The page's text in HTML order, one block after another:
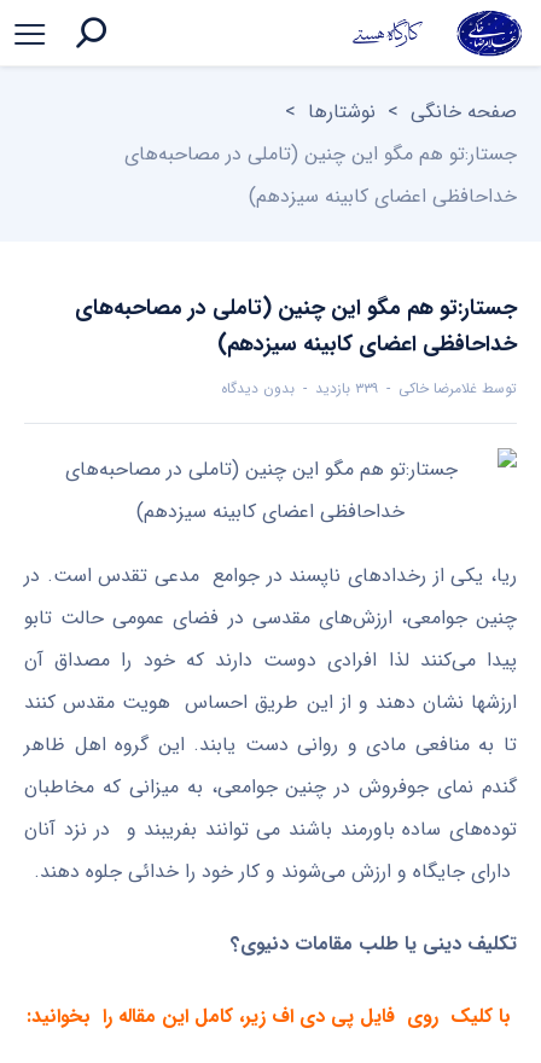
صفحه خانگی > نوشتارها >
جستار:تو هم مگو این چنین (تاملی در مصاحبه‌های
خداحافظی اعضای کابینه سیزدهم)
جستار:تو هم مگو این چنین (تاملی در مصاحبه‌های
خداحافظی اعضای کابینه سیزدهم)
توسط غلامرضا خاکی ۳۳۹ بازدید بدون دیدگاه
ریا، یکی از رخدادهای ناپسند در جوامع مدعی تقدس است. در
چنین جوامعی، ارزش‌های مقدسی در فضای عمومی حالت تابو
پیدا می‌کنند لذا افرادی دوست دارند که خود را مصداق آن
ارزشها نشان دهند و از این طریق احساس هویت مقدس کنند
تا به منافعی مادی و روانی دست یابند. این گروه اهل ظاهر
گندم نمای جوفروش در چنین جوامعی، به میزانی که مخاطبان
توده‌های ساده باورمند باشند می توانند بفریبند و در نزد آنان
دارای جایگاه و ارزش می‌شوند و کار خود را خدائی جلوه دهند.
تکلیف دینی یا طلب مقامات دنیوی؟
با کلیک روی فایل پی دی اف زیر، کامل این مقاله را بخوانید: